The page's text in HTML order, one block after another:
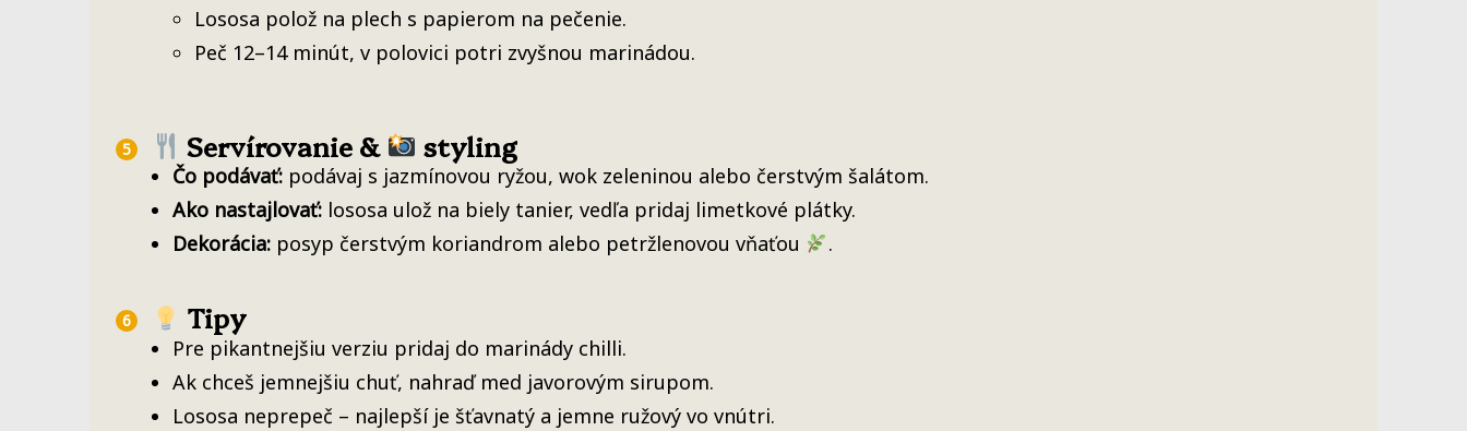
Lososa polož na plech s papierom na pečenie.
Peč 12–14 minút, v polovici potri zvyšnou marinádou.
Servírovanie & styling
Čo podávať: podávaj s jazmínovou ryžou, wok zeleninou alebo čerstvým šalátom.
Ako nastajlovať: lososa ulož na biely tanier, vedľa pridaj limetkové plátky.
Dekorácia: posyp čerstvým koriandrom alebo petržlenovou vňaťou .
Tipy
Pre pikantnejšiu verziu pridaj do marinády chilli.
Ak chceš jemnejšiu chuť, nahraď med javorovým sirupom.
Lososa neprepeč – najlepší je šťavnatý a jemne ružový vo vnútri.